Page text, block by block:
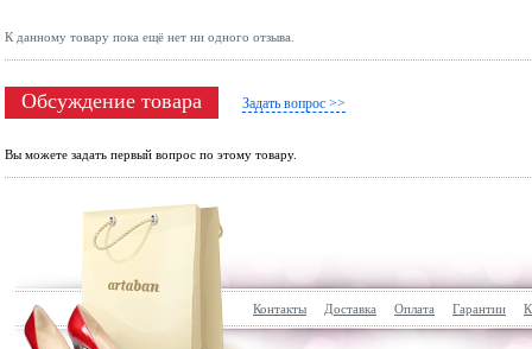
К данному товару пока ещё нет ни одного отзыва.
Обсуждение товара Задать вопрос >>
Вы можете задать первый вопрос по этому товару.
Контакты Доставка Оплата Гарантии